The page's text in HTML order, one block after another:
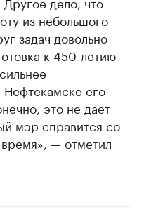
из небольшого
задач довольно
к 450-летию
его
это не дает
мэр справится со
— отметил